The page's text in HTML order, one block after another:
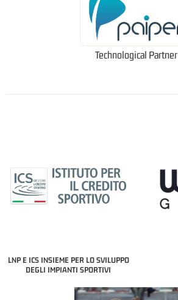
Technological Partner
LNP E ICS INSIEME PER LO SVILUPPO
DEGLI IMPIANTI SPORTIVI